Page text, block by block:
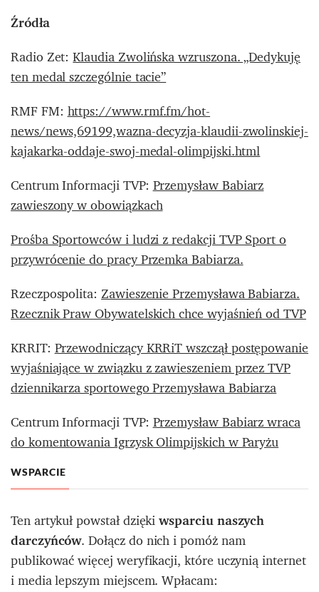
Źródła
Radio Zet:Klaudia Zwolińska wzruszona. „Dedykuję
ten medal szczególnie tacie”
RMF FM:https://www.rmf.fm/hot-
news/news,69199,wazna-decyzja-klaudii-zwolinskiej-
kajakarka-oddaje-swoj-medal-olimpijski.html
Centrum Informacji TVP:Przemysław Babiarz
zawieszony w obowiązkach
Prośba Sportowców i ludzi z redakcji TVP Sport o
przywrócenie do pracy Przemka Babiarza.
Rzeczpospolita: Zawieszenie Przemysława Babiarza.
Rzecznik Praw Obywatelskich chce wyjaśnień od TVP
KRRIT:Przewodniczący KRRiT wszczął postępowanie
wyjaśniające w związku z zawieszeniem przez TVP
dziennikarza sportowego Przemysława Babiarza
Centrum Informacji TVP:Przemysław Babiarz wraca
do komentowania Igrzysk Olimpijskich w Paryżu
WSPARCIE
Ten artykuł powstał dziękiwsparciu naszych
darczyńców. Dołącz do nich i pomóż nam
publikować więcej weryfikacji, które uczynią internet
i media lepszym miejscem. Wpłacam: